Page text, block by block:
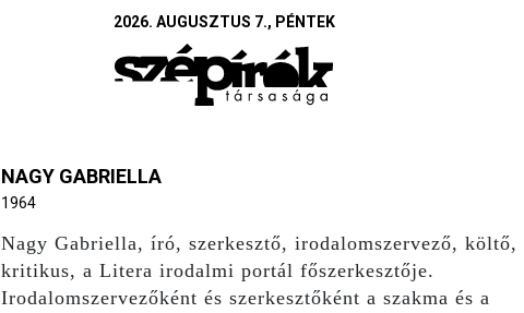
2026. AUGUSZTUS 7., PÉNTEK
NAGY GABRIELLA
1964
Nagy Gabriella, író, szerkesztő, irodalomszervező, költő,
kritikus, a Litera irodalmi portál főszerkesztője.
Irodalomszervezőként és szerkesztőként a szakma és a